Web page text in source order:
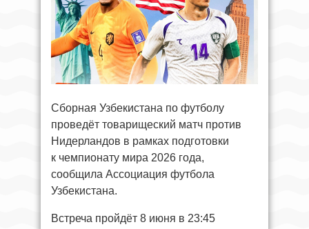
Сборная Узбекистана по футболу
проведёт товарищеский матч против
Нидерландов в рамках подготовки
к чемпионату мира 2026 года,
сообщила Ассоциация футбола
Узбекистана.
Встреча пройдёт 8 июня в 23:45